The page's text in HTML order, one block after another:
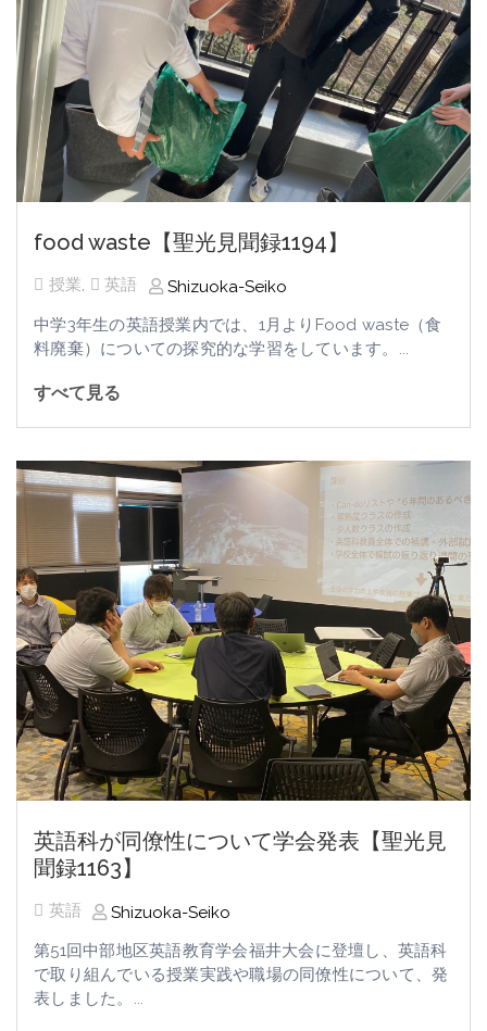
food waste【聖光見聞録1194】
授業, 英語
Shizuoka-Seiko
中学3年生の英語授業内では、1月よりFood waste（食
料廃棄）についての探究的な学習をしています。...
すべて見る
英語科が同僚性について学会発表【聖光見
聞録1163】
英語
Shizuoka-Seiko
第51回中部地区英語教育学会福井大会に登壇し、英語科
で取り組んでいる授業実践や職場の同僚性について、発
表しました。...